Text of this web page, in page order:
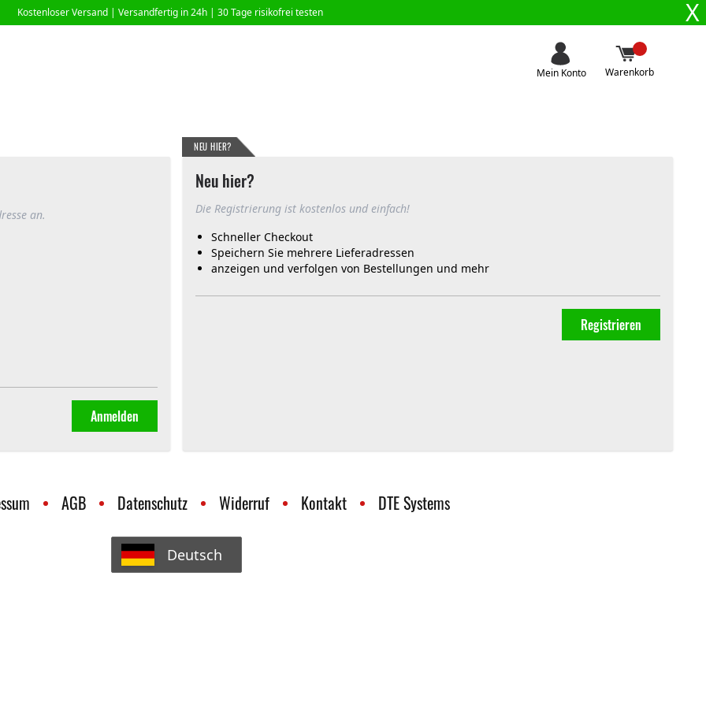
Kostenloser Versand | Versandfertig in 24h | 30 Tage risikofrei testen X
Mein Konto Warenkorb
an.
Anmelden
NEU HIER?
Neu hier?
Die Registrierung ist kostenlos und einfach!
Schneller Checkout
Speichern Sie mehrere Lieferadressen
anzeigen und verfolgen von Bestellungen und mehr
Registrieren
AGB Datenschutz Widerruf Kontakt DTE Systems
Deutsch